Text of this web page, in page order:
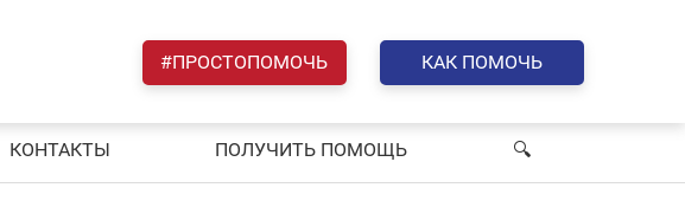
#ПРОСТОПОМОЧЬ КАК ПОМОЧЬ
КОНТАКТЫ ПОЛУЧИТЬ ПОМОЩЬ 🔍︎